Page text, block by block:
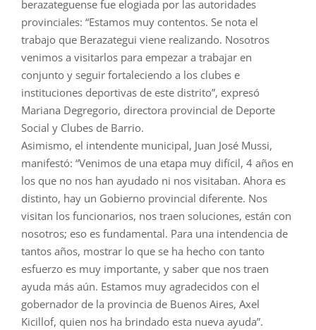
berazateguense fue elogiada por las autoridades
provinciales: “Estamos muy contentos. Se nota el
trabajo que Berazategui viene realizando. Nosotros
venimos a visitarlos para empezar a trabajar en
conjunto y seguir fortaleciendo a los clubes e
instituciones deportivas de este distrito”, expresó
Mariana Degregorio, directora provincial de Deporte
Social y Clubes de Barrio.
Asimismo, el intendente municipal, Juan José Mussi,
manifestó: “Venimos de una etapa muy difícil, 4 años en
los que no nos han ayudado ni nos visitaban. Ahora es
distinto, hay un Gobierno provincial diferente. Nos
visitan los funcionarios, nos traen soluciones, están con
nosotros; eso es fundamental. Para una intendencia de
tantos años, mostrar lo que se ha hecho con tanto
esfuerzo es muy importante, y saber que nos traen
ayuda más aún. Estamos muy agradecidos con el
gobernador de la provincia de Buenos Aires, Axel
Kicillof, quien nos ha brindado esta nueva ayuda”.